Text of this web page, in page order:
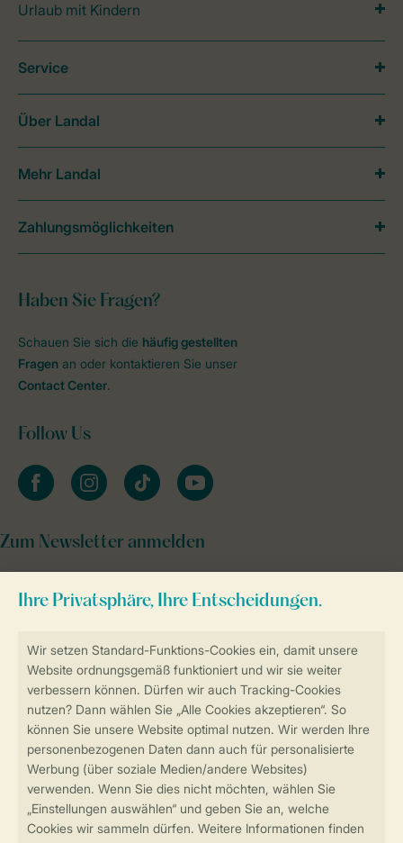
Sicherstellung Deiner Privatsphäre
Sicher und schnell zur Online-Buchung
Sichere Datenübertragung
Sicheres Bezahlen
Urlaub mit Kindern
Haben Sie Fragen?
Schauen Sie sich die häufig gestellten
Fragen an oder kontaktieren Sie unser
Contact Center.
Follow Us
facebookinstagramtiktok youtube
Zum Newsletter anmelden
Service
Über Landal
Mehr Landal
Zahlungsmöglichkeiten